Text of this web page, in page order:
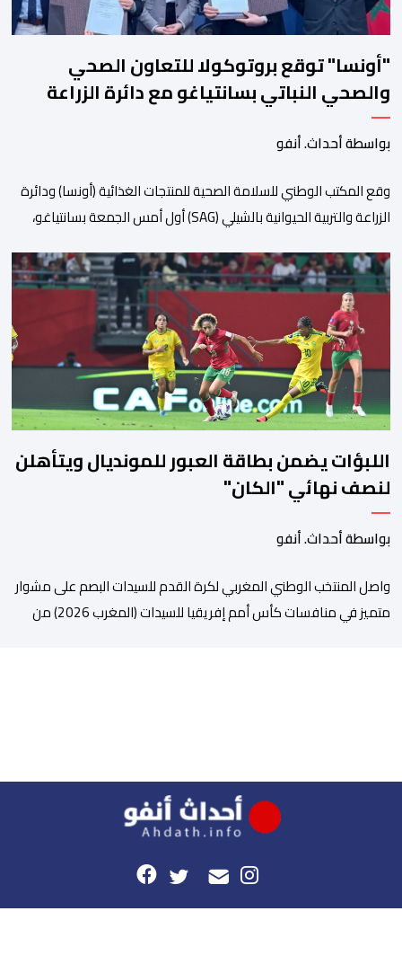
"أونسا" توقع بروتوكولا للتعاون الصحي
والصحي النباتي بسانتياغو مع دائرة الزراعة
وتربية المواشي
بواسطة أحداث. أنفو
وقع المكتب الوطني للسلامة الصحية للمنتجات الغذائية (أونسا) ودائرة
الزراعة والتربية الحيوانية بالشيلي (SAG) أول أمس الجمعة بسانتياغو،
والصحة الحيوانية. وسيمكن هذا البروتوكول الذي تم توقيعه بحضور
مسؤولين عن السلطات الشيلية، وممثلين عن القطاع الخاص ومن
أوساط التصدير، من مواءمة الإجراءات الصحية، والصحية النباتية المطبقة
على […]
اللبؤات يضمن بطاقة العبور للمونديال ويتأهلن
لنصف نهائي "الكان"
بواسطة أحداث. أنفو
واصل المنتخب الوطني المغربي لكرة القدم للسيدات البصم على مشوار
متميز في منافسات كأس أمم إفريقيا للسيدات (المغرب 2026) من